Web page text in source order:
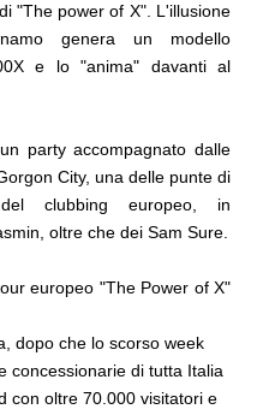
"The power of X". L'illusione
genera un modello
e lo "anima" davanti al
party accompagnato dalle
City, una delle punte di
clubbing europeo, in
oltre che dei Sam Sure.
europeo "The Power of X"
dopo che lo scorso week
concessionarie di tutta Italia
con oltre 70.000 visitatori e